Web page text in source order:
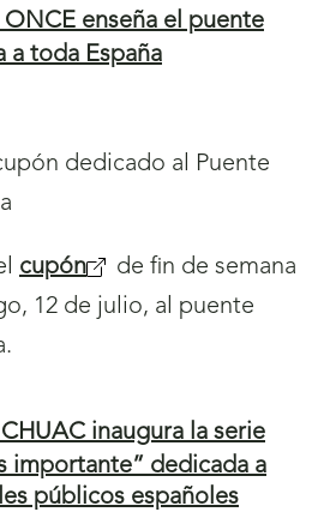
i
u
t
a
ONCE enseña el puente
a toda España
cupón(
s
b
r
i
de fin de semana
12 de julio, al puente
CHUAC inaugura la serie
importante” dedicada a
públicos españoles